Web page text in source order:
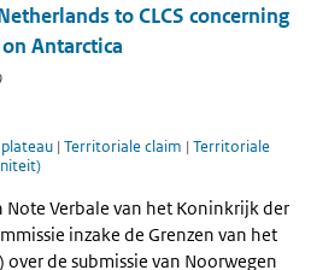
to CLCS concerning
Antarctica
| Territoriale claim | Territoriale
Verbale van het Koninkrijk der
inzake de Grenzen van het
over de submissie van Noorwegen